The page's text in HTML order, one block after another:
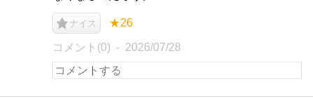
ナイス ★26
コメント(0) 2026/07/28